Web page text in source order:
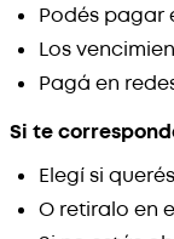
Podés pagar
Los
Pagá en
Si te
Elegí si
O retiralo en